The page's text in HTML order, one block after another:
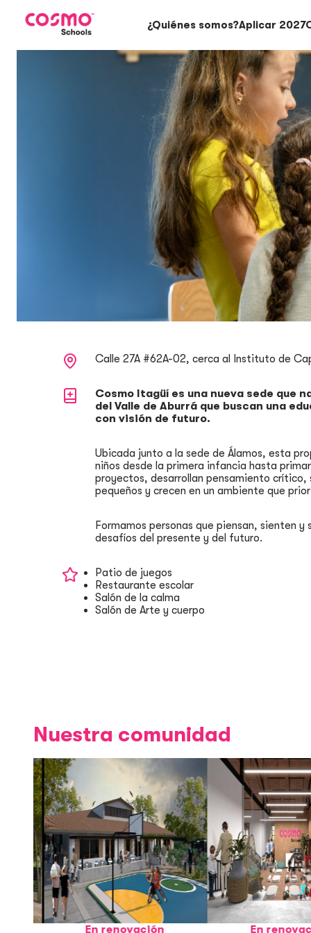
¿Quiénes somos?Aplicar 2027
Calle 27A #62A-02, cerca al Instituto de
Cosmo Itagüí es una nueva sede que
del Valle de Aburrá que buscan una
con visión de futuro.
Ubicada junto a la sede de Álamos, esta
niños desde la primera infancia hasta
proyectos, desarrollan pensamiento crítico,
pequeños y crecen en un ambiente que
Formamos personas que piensan, sienten y
desafíos del presente y del futuro.
Patio de juegos
Restaurante escolar
Salón de la calma
Salón de Arte y cuerpo
Nuestra comunidad
En renovación En renovación